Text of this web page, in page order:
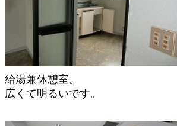
給湯兼休憩室。
広くて明るいです。